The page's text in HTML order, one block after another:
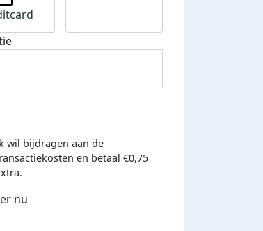
verhoogd
wil bijdragen aan de
en betaal €0,75
nu